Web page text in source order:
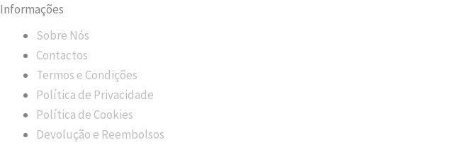
c
e
b
o
s
t
a
g
Informações
Sobre Nós
Contactos
Termos e Condições
Política de Privacidade
Política de Cookies
Devolução e Reembolsos